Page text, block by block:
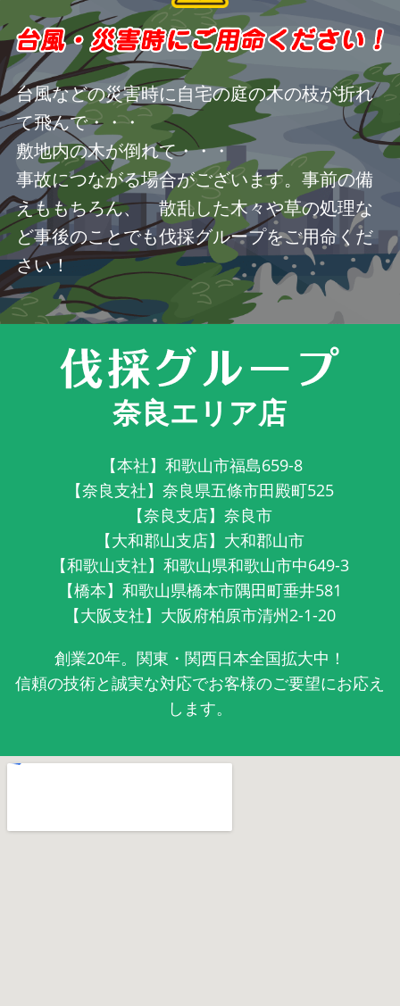
台風などの災害時に自宅の庭の木の枝が折れ
て飛んで・・・
敷地内の木が倒れて・・・
事故につながる場合がございます。事前の備
えももちろん、 散乱した木々や草の処理な
ど事後のことでも伐採グループをご用命くだ
さい！
奈良エリア店
【本社】和歌山市福島659-8
【奈良支社】奈良県五條市田殿町525
【奈良支店】奈良市
【大和郡山支店】大和郡山市
【和歌山支社】和歌山県和歌山市中649-3
【橋本】和歌山県橋本市隅田町垂井581
【大阪支社】大阪府柏原市清州2-1-20
創業20年。関東・関西日本全国拡大中！
信頼の技術と誠実な対応でお客様のご要望にお応え
します。